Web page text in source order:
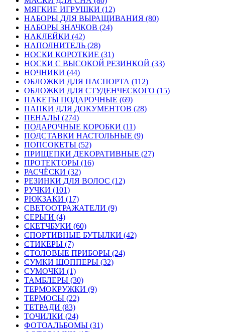
МЯГКИЕ ИГРУШКИ (12)
НАБОРЫ ДЛЯ ВЫРАЩИВАНИЯ (80)
НАБОРЫ ЗНАЧКОВ (24)
НАКЛЕЙКИ (42)
НАПОЛНИТЕЛЬ (28)
НОСКИ КОРОТКИЕ (31)
НОСКИ С ВЫСОКОЙ РЕЗИНКОЙ (33)
НОЧНИКИ (44)
ОБЛОЖКИ ДЛЯ ПАСПОРТА (112)
ОБЛОЖКИ ДЛЯ СТУДЕНЧЕСКОГО (15)
ПАКЕТЫ ПОДАРОЧНЫЕ (69)
ПАПКИ ДЛЯ ДОКУМЕНТОВ (28)
ПЕНАЛЫ (274)
ПОДАРОЧНЫЕ КОРОБКИ (11)
ПОДСТАВКИ НАСТОЛЬНЫЕ (9)
ПОПСОКЕТЫ (52)
ПРИЩЕПКИ ДЕКОРАТИВНЫЕ (27)
ПРОТЕКТОРЫ (16)
РАСЧЁСКИ (32)
РЕЗИНКИ ДЛЯ ВОЛОС (12)
РУЧКИ (101)
РЮКЗАКИ (17)
СВЕТООТРАЖАТЕЛИ (9)
СЕРЬГИ (4)
СКЕТЧБУКИ (60)
СПОРТИВНЫЕ БУТЫЛКИ (42)
СТИКЕРЫ (7)
СТОЛОВЫЕ ПРИБОРЫ (24)
СУМКИ ШОППЕРЫ (32)
СУМОЧКИ (1)
ТАМБЛЕРЫ (30)
ТЕРМОКРУЖКИ (9)
ТЕРМОСЫ (22)
ТЕТРАДИ (83)
ТОЧИЛКИ (24)
ФОТОАЛЬБОМЫ (31)